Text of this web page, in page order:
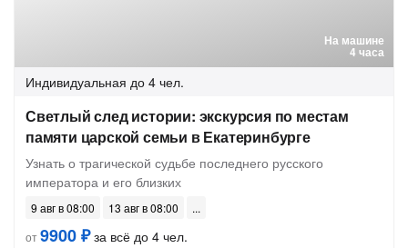
На машине
4 часа
Индивидуальная до 4 чел.
Светлый след истории: экскурсия по местам
памяти царской семьи в Екатеринбурге
Узнать о трагической судьбе последнего русского
императора и его близких
9 авг в 08:00
13 авг в 08:00
от9900 ₽за всё до 4 чел.